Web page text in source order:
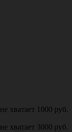
не хватает 1000 руб.
не хватает 3000 руб.